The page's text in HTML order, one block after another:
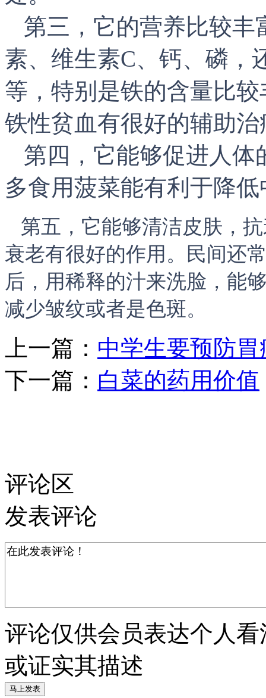
第三，它的营养比较丰
素、维生素C、钙、磷，
等，特别是铁的含量比
铁性贫血有很好的辅助
第四，它能够促进人体
多食用菠菜能有利于降
第五，它能够清洁皮肤，
衰老有很好的作用。民间还
后，用稀释的汁来洗脸，能
减少皱纹或者是色斑。
上一篇： 中学生要预防胃
下一篇： 白菜的药用价值
评论区
发表评论
评论仅供会员表达个人
或证实其描述